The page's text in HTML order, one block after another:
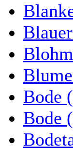
Bode
Bode